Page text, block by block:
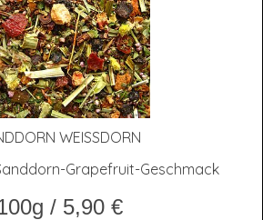
WEISSDORN
Grapefruit-Geschmack
/ 5,90 €